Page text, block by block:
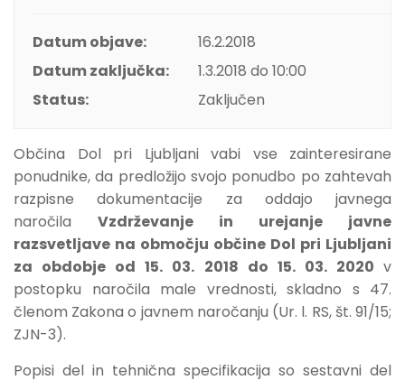
Datum objave:
16.2.2018
Datum zaključka:
1.3.2018 do 10:00
Status:
Zaključen
Občina Dol pri Ljubljani vabi vse zainteresirane
ponudnike, da predložijo svojo ponudbo po zahtevah
razpisne dokumentacije za oddajo javnega
naročila Vzdrževanje in urejanje javne
razsvetljave na območju občine Dol pri Ljubljani
za obdobje od 15. 03. 2018 do 15. 03. 2020 v
postopku naročila male vrednosti, skladno s 47.
členom Zakona o javnem naročanju (Ur. l. RS, št. 91/15;
ZJN-3).
Popisi del in tehnična specifikacija so sestavni del